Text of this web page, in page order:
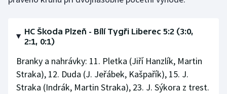
Triatlon
Veslování
Vodní slalom
HC Škoda Plzeň - Bílí Tygři Liberec 5:2 (3:0,
2:1, 0:1)
Branky a nahrávky: 11. Pletka (Jiří Hanzlík, Martin
Straka), 12. Duda (J. Jeřábek, Kašpařík), 15. J.
Straka (Indrák, Martin Straka), 23. J. Sýkora z trest.